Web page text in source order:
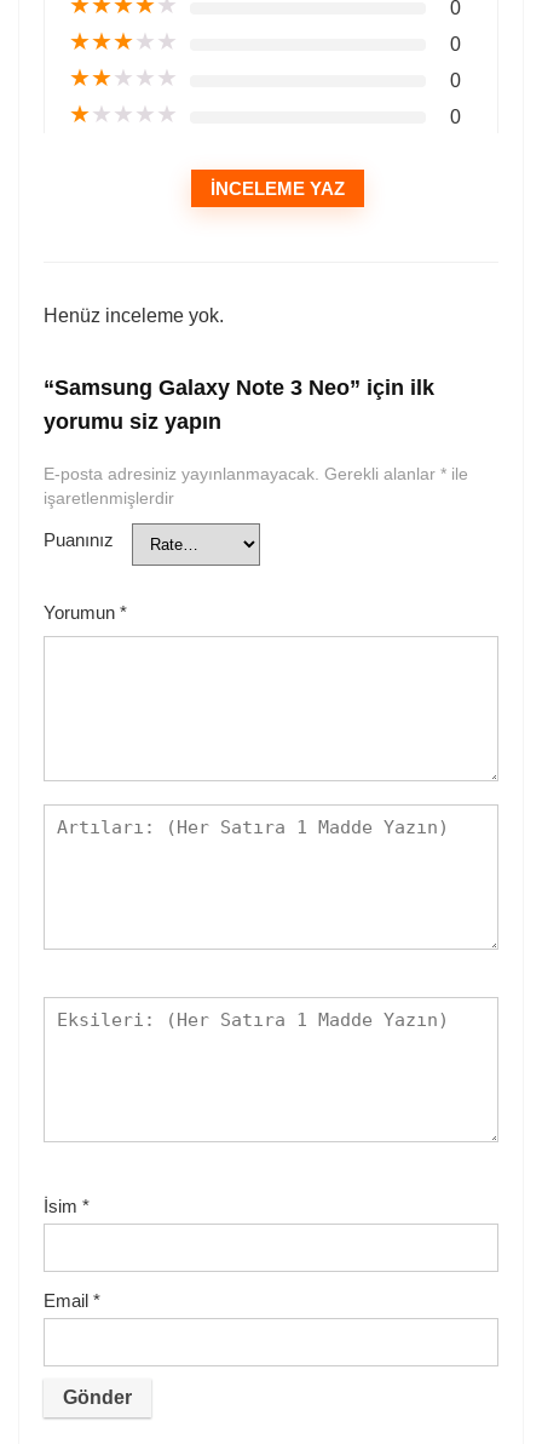
0
★★★★★ 0
★★★★★ 0
★★★★★ 0
İNCELEME YAZ
Henüz inceleme yok.
“Samsung Galaxy Note 3 Neo” için ilk
yorumu siz yapın
E-posta adresiniz yayınlanmayacak. Gerekli alanlar * ile
işaretlenmişlerdir
Puanınız
Yorumun *
İsim *
Email *